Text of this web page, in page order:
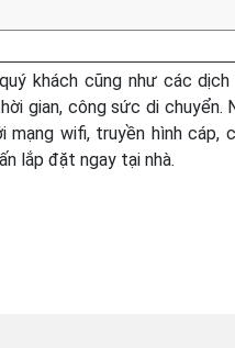
khách cũng như các dịch
gian, công sức di chuyển.
wifi, truyền hình cáp,
lắp đặt ngay tại nhà.